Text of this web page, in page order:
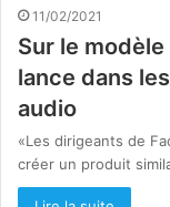
11/02/2021
Sur le
lance dans
audio
«Les dirigeants de
créer un produit